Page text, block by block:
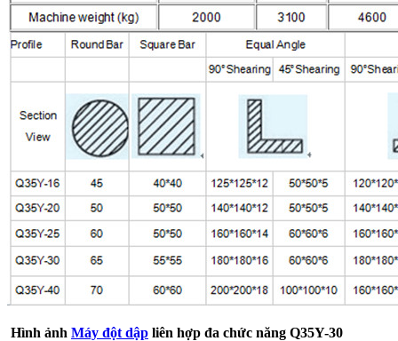
Hình ảnh Máy đột dập liên hợp đa chức năng Q35Y-30